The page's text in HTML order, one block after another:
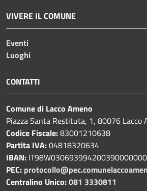
VIVERE IL COMUNE
Eventi
Luoghi
CONTATTI
Comune di Lacco Ameno
Piazza Santa Restituta, 1, 80076 Lacco
Codice Fiscale:83001210638
Partita IVA:04818320634
IBAN:
PEC:
Centralino Unico:081 3330811